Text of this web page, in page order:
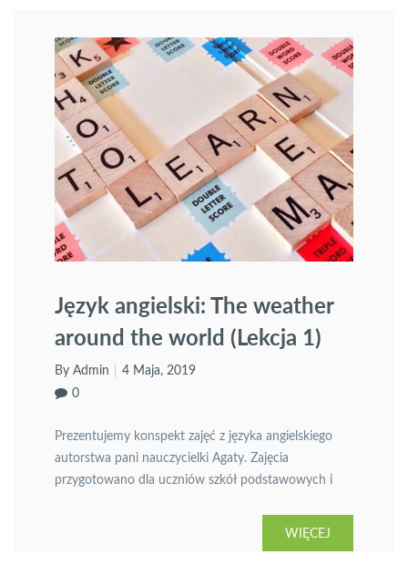
Język angielski: The weather
around the world (Lekcja 1)
By Admin
4 Maja, 2019
0
Prezentujemy konspekt zajęć z języka angielskiego
autorstwa pani nauczycielki Agaty. Zajęcia
przygotowano dla uczniów szkół podstawowych i
WIĘCEJ